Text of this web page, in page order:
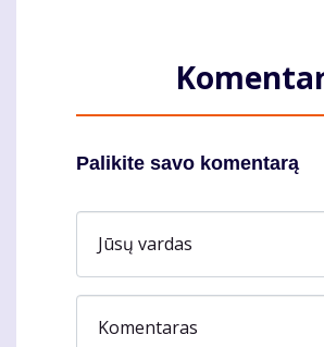
Palikite savo komentarą
Jūsų vardas
Komentaras